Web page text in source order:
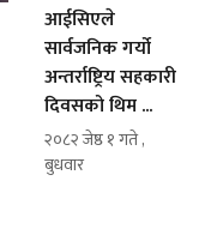
आईसिएले
सार्वजनिक गर्यो
अन्तर्राष्ट्रिय सहकारी
दिवसको थिम ...
२०८२ जेष्ठ १ गते ,
बुधवार